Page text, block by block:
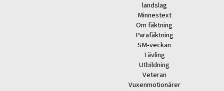
landslag
Minnestext
Om fäktning
Parafäktning
SM-veckan
Tävling
Utbildning
Veteran
Vuxenmotionärer